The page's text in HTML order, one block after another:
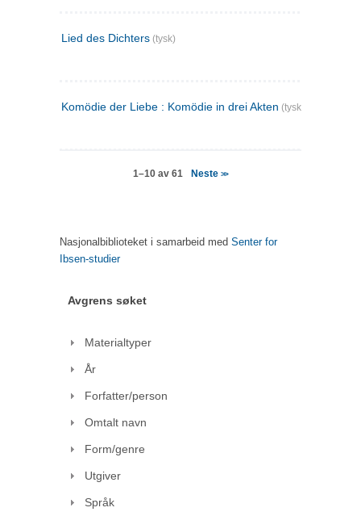
Lied des Dichters (tysk)
Komödie der Liebe : Komödie in drei Akten (tysk)
1–10 av 61 Neste>>
Nasjonalbiblioteket i samarbeid med Senter for
Ibsen-studier
Avgrens søket
Materialtyper
År
Forfatter/person
Omtalt navn
Form/genre
Utgiver
Språk